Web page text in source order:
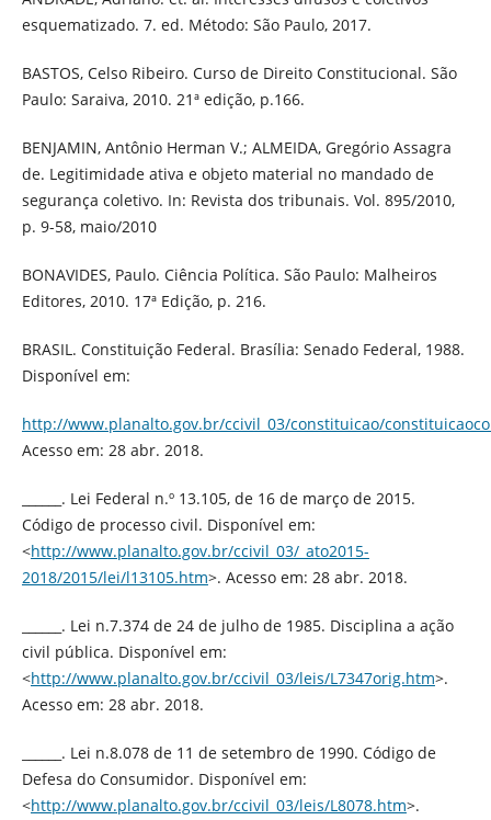
esquematizado. 7. ed. Método: São Paulo, 2017.
BASTOS, Celso Ribeiro. Curso de Direito Constitucional. São
Paulo: Saraiva, 2010. 21ª edição, p.166.
BENJAMIN, Antônio Herman V.; ALMEIDA, Gregório Assagra
de. Legitimidade ativa e objeto material no mandado de
segurança coletivo. In: Revista dos tribunais. Vol. 895/2010,
p. 9-58, maio/2010
BONAVIDES, Paulo. Ciência Política. São Paulo: Malheiros
Editores, 2010. 17ª Edição, p. 216.
BRASIL. Constituição Federal. Brasília: Senado Federal, 1988.
Disponível em:
http://www.planalto.gov.br/ccivil_03/constituicao/
Acesso em: 28 abr. 2018.
______. Lei Federal n.º 13.105, de 16 de março de 2015.
Código de processo civil. Disponível em:
<http://www.planalto.gov.br/ccivil_03/_ato2015-
2018/2015/lei/l13105.htm>. Acesso em: 28 abr. 2018.
______. Lei n.7.374 de 24 de julho de 1985. Disciplina a ação
civil pública. Disponível em:
<http://www.planalto.gov.br/ccivil_03/leis/L7347orig.htm>.
Acesso em: 28 abr. 2018.
______. Lei n.8.078 de 11 de setembro de 1990. Código de
Defesa do Consumidor. Disponível em:
<http://www.planalto.gov.br/ccivil_03/leis/L8078.htm>.